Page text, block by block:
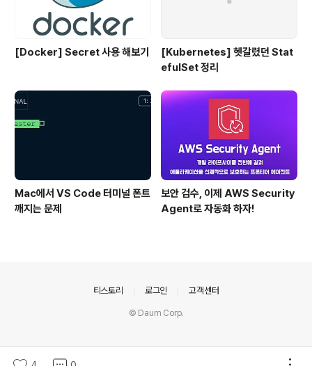
[Docker] Secret 사용 해보기
[Kubernetes] 헷갈렸던 Stat
efulSet 정리
Mac에서 VS Code 터미널 폰트
깨지는 문제
보안 검수, 이제 AWS Security
Agent로 자동화 하자!
티스토리 로그인 고객센터
© Daum Corp.